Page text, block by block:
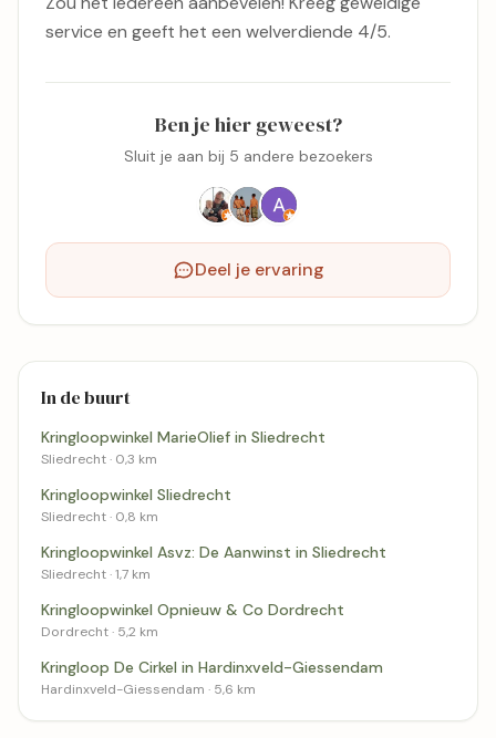
service en geeft het een welverdiende 4/5.
Ben je hier geweest?
Sluit je aan bij 5 andere bezoekers
Deel je ervaring
In de buurt
Kringloopwinkel MarieOlief in Sliedrecht
Sliedrecht · 0,3 km
Kringloopwinkel Sliedrecht
Sliedrecht · 0,8 km
Kringloopwinkel Asvz: De Aanwinst in Sliedrecht
Sliedrecht · 1,7 km
Kringloopwinkel Opnieuw & Co Dordrecht
Dordrecht · 5,2 km
Kringloop De Cirkel in Hardinxveld-Giessendam
Hardinxveld-Giessendam · 5,6 km